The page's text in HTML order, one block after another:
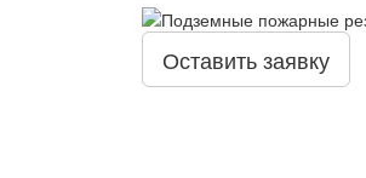
Оставить заявку